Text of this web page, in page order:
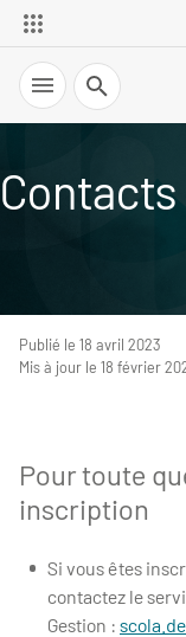
Recherche
Contacts
Publié le 18 avril 2023
Mis à jour le 18 février
Pour toute
inscription
Si vous êtes
contactez le
Gestion :